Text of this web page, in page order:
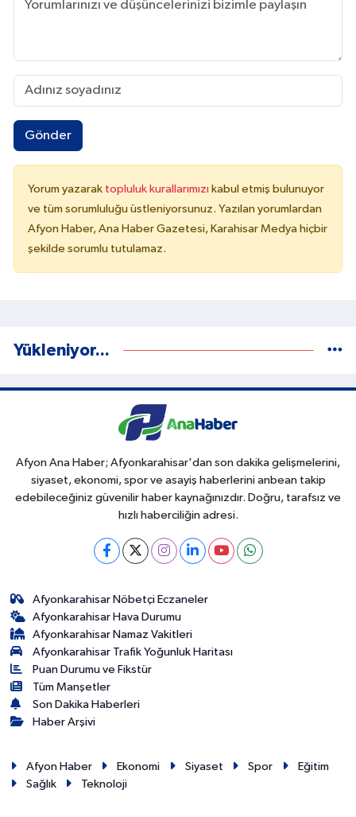
Gönder
Yorum yazarak topluluk kurallarımızı kabul etmiş bulunuyor
ve tüm sorumluluğu üstleniyorsunuz. Yazılan yorumlardan
Afyon Haber, Ana Haber Gazetesi, Karahisar Medya hiçbir
şekilde sorumlu tutulamaz.
Yükleniyor...
Afyon Ana Haber; Afyonkarahisar'dan son dakika gelişmelerini,
siyaset, ekonomi, spor ve asayiş haberlerini anbean takip
edebileceğiniz güvenilir haber kaynağınızdır. Doğru, tarafsız ve
hızlı haberciliğin adresi.
Afyonkarahisar Nöbetçi Eczaneler
Afyonkarahisar Hava Durumu
Afyonkarahisar Namaz Vakitleri
Afyonkarahisar Trafik Yoğunluk Haritası
Puan Durumu ve Fikstür
Tüm Manşetler
Son Dakika Haberleri
Haber Arşivi
Afyon Haber Ekonomi Siyaset Spor
Eğitim
Sağlık
Teknoloji